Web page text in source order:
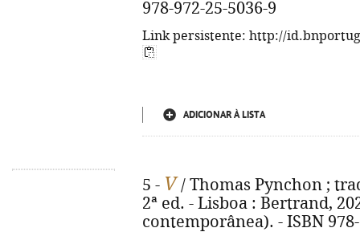
978-972-25-5036-9
Link persistente: http://
ADICIONAR À LISTA
5 - V / Thomas Pynchon ;
2ª ed. - Lisboa : Bertrand,
contemporânea). - ISBN